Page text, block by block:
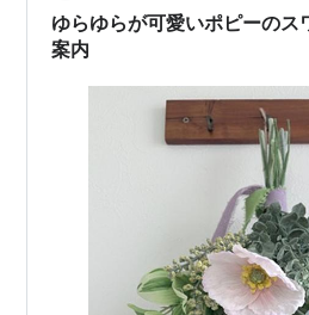
ゆらゆらが可愛いポピーのス
案内